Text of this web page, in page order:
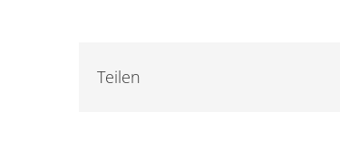
Teilen